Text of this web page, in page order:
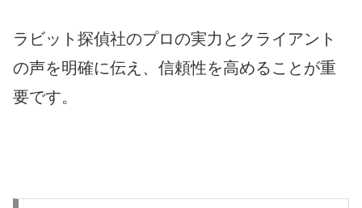
ラビット探偵社のプロの実力とクライアント
の声を明確に伝え、信頼性を高めることが重
要です。